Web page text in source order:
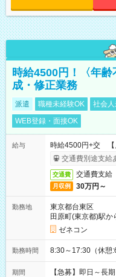
時給4500円！〈年
成・修正業務
派遣 職種未経験OK 社会
WEB登録・面接OK
給与
時給4500円+交 【
交通費別途支給
交通費 交通費支給
月収例 30万円～
勤務地
東京都台東区
田原町(東京都)駅か
ゼネコン
勤務時間 8:30～17:30（休
期間 【急募】即日～長